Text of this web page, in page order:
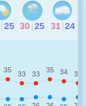
25 30 25 31 24